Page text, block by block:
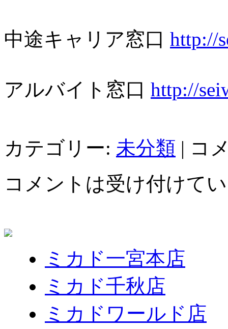
中途キャリア窓口 http://
アルバイト窓口 http://
カテゴリー: 未分類 | コ
コメントは受け付けて
ミカド一宮本店
ミカド千秋店
ミカドワールド店